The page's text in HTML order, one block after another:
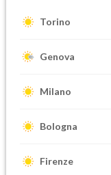
Torino
Genova
Milano
Bologna
Firenze